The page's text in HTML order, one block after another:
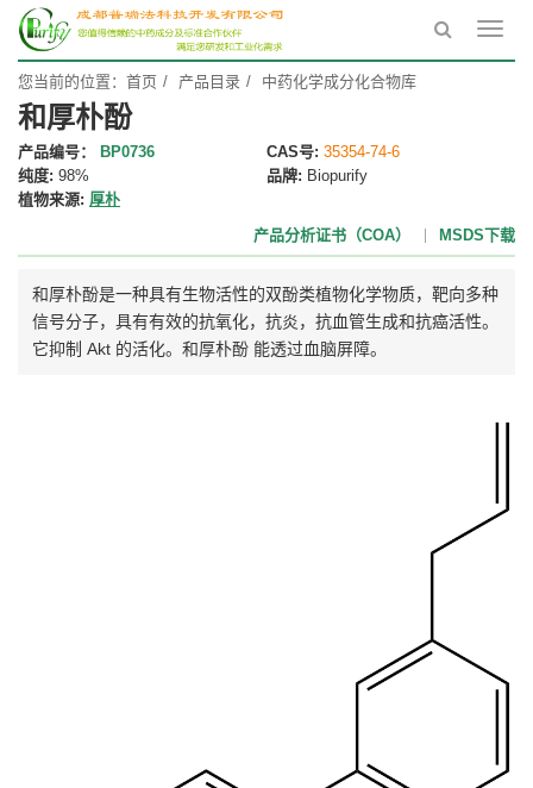
您当前的位置： 首页 产品目录 中药化学成分化合物库
和厚朴酚
产品编号： BP0736 CAS号: 35354-74-6
纯度: 98% 品牌: Biopurify
植物来源: 厚朴
产品分析证书（COA）
MSDS下载
和厚朴酚是一种具有生物活性的双酚类植物化学物质，靶向多种
信号分子，具有有效的抗氧化，抗炎，抗血管生成和抗癌活性。
它抑制 Akt 的活化。和厚朴酚 能透过血脑屏障。